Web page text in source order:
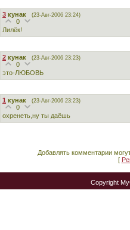
3 кунак (23-Авг-2006 23:24)
0
Лилёк!
2 кунак (23-Авг-2006 23:23)
0
это-ЛЮБОВЬ
1 кунак (23-Авг-2006 23:23)
0
охренеть,ну ты даёшь
Добавлять комментарии
[
Copyright